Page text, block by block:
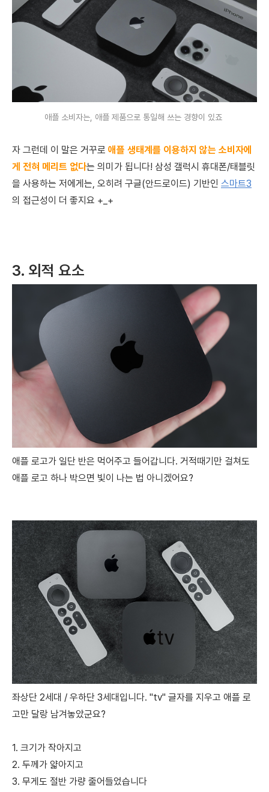
애플 소비자는, 애플 제품으로 통일해 쓰는 경향이 있죠
자 그런데 이 말은 거꾸로 애플 생태계를 이용하지 않는 소비자에
게 전혀 메리트 없다는 의미가 됩니다! 삼성 갤럭시 휴대폰/태블릿
을 사용하는 저에게는, 오히려 구글(안드로이드) 기반인 스마트3
의 접근성이 더 좋지요 +_+
3. 외적 요소
애플 로고가 일단 반은 먹어주고 들어갑니다. 거적때기만 걸쳐도
애플 로고 하나 박으면 빛이 나는 법 아니겠어요?
좌상단 2세대 / 우하단 3세대입니다. "tv" 글자를 지우고 애플 로
고만 달랑 남겨놓았군요?
1. 크기가 작아지고
2. 두께가 얇아지고
3. 무게도 절반 가량 줄어들었습니다